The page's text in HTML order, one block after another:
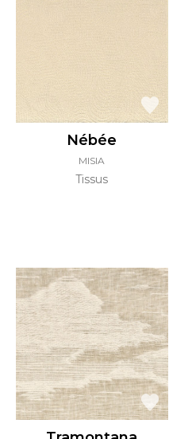
Nébée
MISIA
Tissus